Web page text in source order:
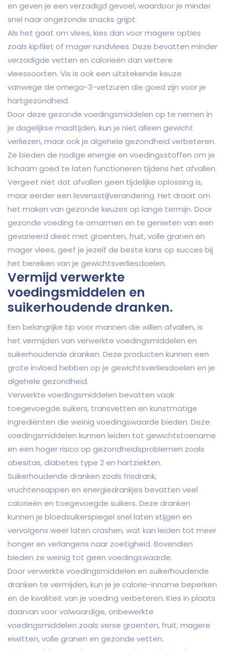
en geven je een verzadigd gevoel, waardoor je minder
snel naar ongezonde snacks grijpt.
Als het gaat om vlees, kies dan voor magere opties
zoals kipfilet of mager rundvlees. Deze bevatten minder
verzadigde vetten en calorieën dan vettere
vleessoorten. Vis is ook een uitstekende keuze
vanwege de omega-3-vetzuren die goed zijn voor je
hartgezondheid.
Door deze gezonde voedingsmiddelen op te nemen in
je dagelijkse maaltijden, kun je niet alleen gewicht
verliezen, maar ook je algehele gezondheid verbeteren.
Ze bieden de nodige energie en voedingsstoffen om je
lichaam goed te laten functioneren tijdens het afvallen.
Vergeet niet dat afvallen geen tijdelijke oplossing is,
maar eerder een levensstijlverandering. Het draait om
het maken van gezonde keuzes op lange termijn. Door
gezonde voeding te omarmen en te genieten van een
gevarieerd dieet met groenten, fruit, volle granen en
mager vlees, geef je jezelf de beste kans op succes bij
het bereiken van je gewichtsverliesdoelen.
Vermijd verwerkte
voedingsmiddelen en
suikerhoudende dranken.
Een belangrijke tip voor mannen die willen afvallen, is
het vermijden van verwerkte voedingsmiddelen en
suikerhoudende dranken. Deze producten kunnen een
grote invloed hebben op je gewichtsverliesdoelen en je
algehele gezondheid.
Verwerkte voedingsmiddelen bevatten vaak
toegevoegde suikers, transvetten en kunstmatige
ingrediënten die weinig voedingswaarde bieden. Deze
voedingsmiddelen kunnen leiden tot gewichtstoename
en een hoger risico op gezondheidsproblemen zoals
obesitas, diabetes type 2 en hartziekten.
Suikerhoudende dranken zoals frisdrank,
vruchtensappen en energiedrankjes bevatten veel
calorieën en toegevoegde suikers. Deze dranken
kunnen je bloedsuikerspiegel snel laten stijgen en
vervolgens weer laten crashen, wat kan leiden tot meer
honger en verlangens naar zoetigheid. Bovendien
bieden ze weinig tot geen voedingswaarde.
Door verwerkte voedingsmiddelen en suikerhoudende
dranken te vermijden, kun je je calorie-inname beperken
en de kwaliteit van je voeding verbeteren. Kies in plaats
daarvan voor volwaardige, onbewerkte
voedingsmiddelen zoals verse groenten, fruit, magere
eiwitten, volle granen en gezonde vetten.